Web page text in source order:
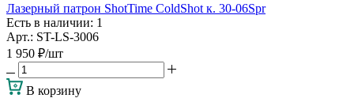
Лазерный патрон ShotTime ColdShot к. 30-06Spr
Есть в наличии: 1
Арт.: ST-LS-3006
1 950 ₽/шт
В корзину